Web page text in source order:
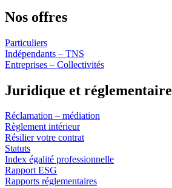
Nos offres
Particuliers
Indépendants – TNS
Entreprises – Collectivités
Juridique et réglementaire
Réclamation – médiation
Règlement intérieur
Résilier votre contrat
Statuts
Index égalité professionnelle
Rapport ESG
Rapports réglementaires